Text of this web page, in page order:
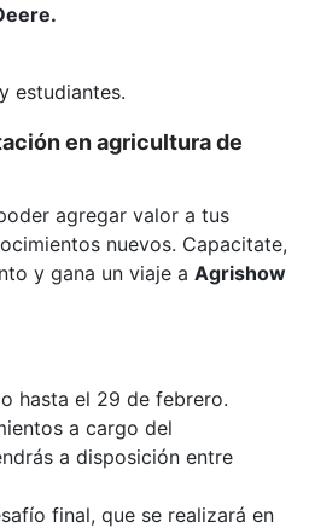
estudiantes.
en agricultura de
agregar valor a tus
nuevos. Capacitate,
y gana un viaje a Agrishow
hasta el 29 de febrero.
a cargo del
a disposición entre
final, que se realizará en